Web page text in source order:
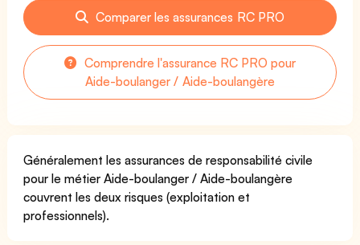
Comparer les assurances RC PRO
Comprendre l'assurance RC PRO pour
Aide-boulanger / Aide-boulangère
Généralement les assurances de responsabilité civile
pour le métier Aide-boulanger / Aide-boulangère
couvrent les deux risques (exploitation et
professionnels).